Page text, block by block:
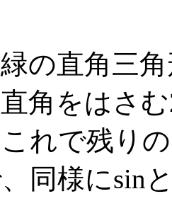
の直角三角
角をはさ
れで残り
同様にsin